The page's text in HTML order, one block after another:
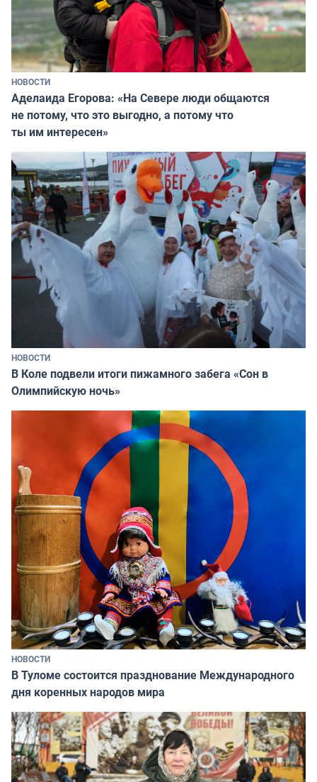
НОВОСТИ
Аделаида Егорова: «На Севере люди общаются
не потому, что это выгодно, а потому что
ты им интересен»
НОВОСТИ
В Коле подвели итоги пижамного забега «Сон в
Олимпийскую ночь»
НОВОСТИ
В Туломе состоится празднование Международного
дня коренных народов мира